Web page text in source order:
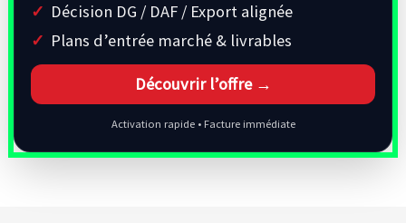
Décision DG / DAF / Export alignée
Plans d’entrée marché & livrables
Découvrir l’offre →
Activation rapide • Facture immédiate